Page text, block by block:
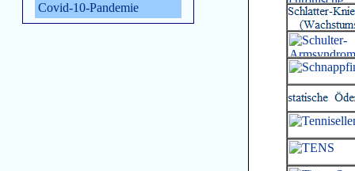
Covid-10-Pandemie